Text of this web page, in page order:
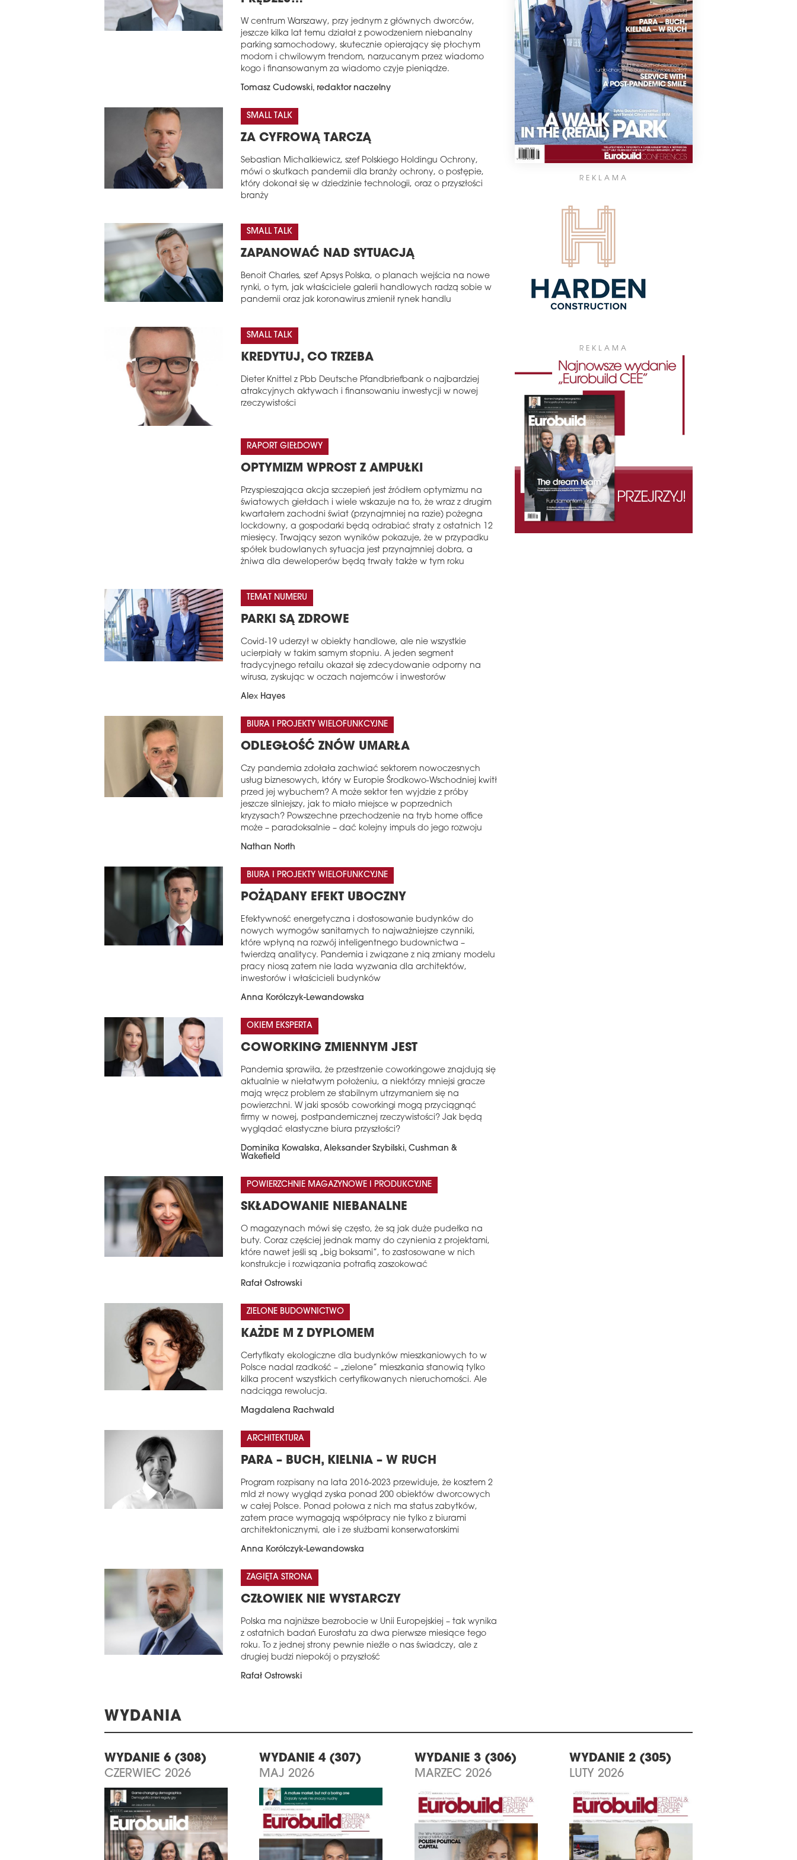
W centrum Warszawy, przy jednym z głównych dworców,
jeszcze kilka lat temu działał z powodzeniem niebanalny
parking samochodowy, skutecznie opierający się płochym
modom i chwilowym trendom, narzucanym przez wiadomo
kogo i finansowanym za wiadomo czyje pieniądze.
Tomasz Cudowski, redaktor naczelny
SMALL TALK
ZA CYFROWĄ TARCZĄ
Sebastian Michalkiewicz, szef Polskiego Holdingu Ochrony,
mówi o skutkach pandemii dla branży ochrony, o postępie,
który dokonał się w dziedzinie technologii, oraz o przyszłości
branży
SMALL TALK
ZAPANOWAĆ NAD SYTUACJĄ
Benoit Charles, szef Apsys Polska, o planach wejścia na nowe
rynki, o tym, jak właściciele galerii handlowych radzą sobie w
pandemii oraz jak koronawirus zmienił rynek handlu
SMALL TALK
KREDYTUJ, CO TRZEBA
Dieter Knittel z Pbb Deutsche Pfandbriefbank o najbardziej
atrakcyjnych aktywach i finansowaniu inwestycji w nowej
rzeczywistości
RAPORT GIEŁDOWY
OPTYMIZM WPROST Z AMPUŁKI
Przyspieszająca akcja szczepień jest źródłem optymizmu na
światowych giełdach i wiele wskazuje na to, że wraz z drugim
kwartałem zachodni świat (przynajmniej na razie) pożegna
lockdowny, a gospodarki będą odrabiać straty z ostatnich 12
miesięcy. Trwający sezon wyników pokazuje, że w przypadku
spółek budowlanych sytuacja jest przynajmniej dobra, a
żniwa dla deweloperów będą trwały także w tym roku
TEMAT NUMERU
PARKI SĄ ZDROWE
Covid-19 uderzył w obiekty handlowe, ale nie wszystkie
ucierpiały w takim samym stopniu. A jeden segment
tradycyjnego retailu okazał się zdecydowanie odporny na
wirusa, zyskując w oczach najemców i inwestorów
Alex Hayes
BIURA I PROJEKTY WIELOFUNKCYJNE
ODLEGŁOŚĆ ZNÓW UMARŁA
Czy pandemia zdołała zachwiać sektorem nowoczesnych
usług biznesowych, który w Europie Środkowo-Wschodniej kwitł
przed jej wybuchem? A może sektor ten wyjdzie z próby
jeszcze silniejszy, jak to miało miejsce w poprzednich
kryzysach? Powszechne przechodzenie na tryb home office
może – paradoksalnie – dać kolejny impuls do jego rozwoju
Nathan North
BIURA I PROJEKTY WIELOFUNKCYJNE
POŻĄDANY EFEKT UBOCZNY
Efektywność energetyczna i dostosowanie budynków do
nowych wymogów sanitarnych to najważniejsze czynniki,
które wpłyną na rozwój inteligentnego budownictwa –
twierdzą analitycy. Pandemia i związane z nią zmiany modelu
pracy niosą zatem nie lada wyzwania dla architektów,
inwestorów i właścicieli budynków
Anna Korólczyk-Lewandowska
OKIEM EKSPERTA
COWORKING ZMIENNYM JEST
Pandemia sprawiła, że przestrzenie coworkingowe znajdują się
aktualnie w niełatwym położeniu, a niektórzy mniejsi gracze
mają wręcz problem ze stabilnym utrzymaniem się na
powierzchni. W jaki sposób coworkingi mogą przyciągnąć
firmy w nowej, postpandemicznej rzeczywistości? Jak będą
wyglądać elastyczne biura przyszłości?
Dominika Kowalska, Aleksander Szybilski, Cushman &
Wakefield
POWIERZCHNIE MAGAZYNOWE I PRODUKCYJNE
SKŁADOWANIE NIEBANALNE
O magazynach mówi się często, że są jak duże pudełka na
buty. Coraz częściej jednak mamy do czynienia z projektami,
które nawet jeśli są „big boksami”, to zastosowane w nich
konstrukcje i rozwiązania potrafią zaszokować
Rafał Ostrowski
ZIELONE BUDOWNICTWO
KAŻDE M Z DYPLOMEM
Certyfikaty ekologiczne dla budynków mieszkaniowych to w
Polsce nadal rzadkość – „zielone” mieszkania stanowią tylko
kilka procent wszystkich certyfikowanych nieruchomości. Ale
nadciąga rewolucja.
Magdalena Rachwald
ARCHITEKTURA
PARA – BUCH, KIELNIA – W RUCH
Program rozpisany na lata 2016-2023 przewiduje, że kosztem 2
mld zł nowy wygląd zyska ponad 200 obiektów dworcowych
w całej Polsce. Ponad połowa z nich ma status zabytków,
zatem prace wymagają współpracy nie tylko z biurami
architektonicznymi, ale i ze służbami konserwatorskimi
Anna Korólczyk-Lewandowska
ZAGIĘTA STRONA
CZŁOWIEK NIE WYSTARCZY
Polska ma najniższe bezrobocie w Unii Europejskiej – tak wynika
z ostatnich badań Eurostatu za dwa pierwsze miesiące tego
roku. To z jednej strony pewnie nieźle o nas świadczy, ale z
drugiej budzi niepokój o przyszłość
Rafał Ostrowski
REKLAMA
REKLAMA
WYDANIA
WYDANIE 6 (308)
CZERWIEC 2026
WYDANIE 4 (307)
MAJ 2026
WYDANIE 3 (306)
MARZEC 2026
WYDANIE 2 (305)
LUTY 2026